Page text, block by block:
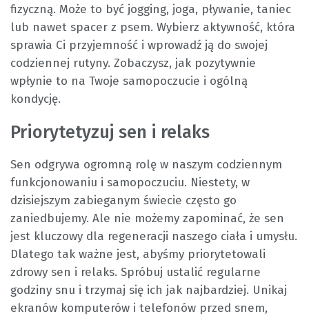
fizyczną. Może to być jogging, joga, pływanie, taniec
lub nawet spacer z psem. Wybierz aktywność, która
sprawia Ci przyjemność i wprowadź ją do swojej
codziennej rutyny. Zobaczysz, jak pozytywnie
wpłynie to na Twoje samopoczucie i ogólną
kondycję.
Priorytetyzuj sen i relaks
Sen odgrywa ogromną rolę w naszym codziennym
funkcjonowaniu i samopoczuciu. Niestety, w
dzisiejszym zabieganym świecie często go
zaniedbujemy. Ale nie możemy zapominać, że sen
jest kluczowy dla regeneracji naszego ciała i umysłu.
Dlatego tak ważne jest, abyśmy priorytetowali
zdrowy sen i relaks. Spróbuj ustalić regularne
godziny snu i trzymaj się ich jak najbardziej. Unikaj
ekranów komputerów i telefonów przed snem,